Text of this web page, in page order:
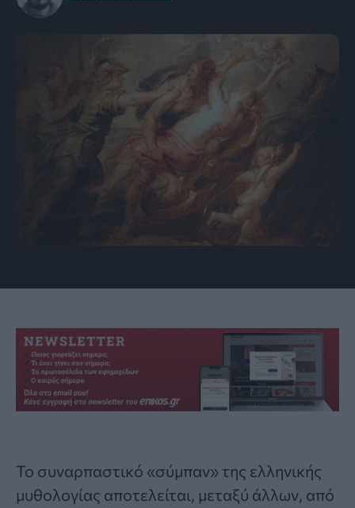
Το συναρπαστικό «σύμπαν» της ελληνικής
μυθολογίας αποτελείται, μεταξύ άλλων, από